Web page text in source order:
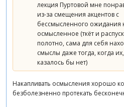
лекция Пуртовой мне
из-за смещения акцентов с
бессмысленного ожидания
осмысленное (ткёт и
полотно, сама для себя
смыслы даже тогда, когда их,
казалось бы нет)
Накапливать осмысления хорошо
безболезненно протекать